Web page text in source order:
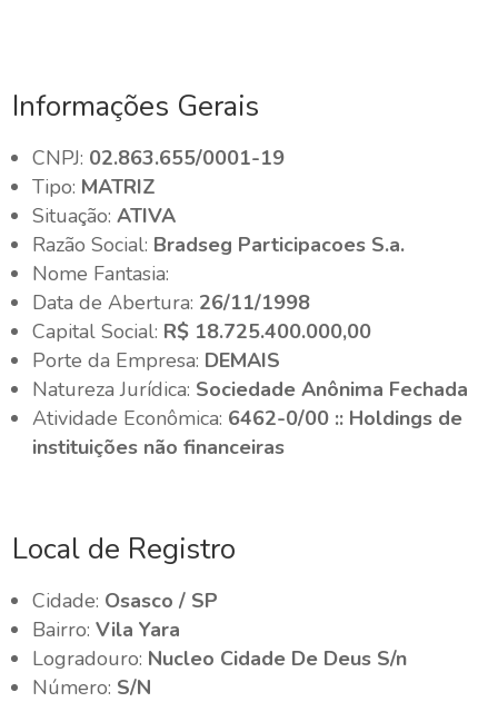
Informações Gerais
CNPJ: 02.863.655/0001-19
Tipo: MATRIZ
Situação:ATIVA
Razão Social: Bradseg Participacoes S.a.
Nome Fantasia:
Data de Abertura: 26/11/1998
Capital Social: R$ 18.725.400.000,00
Porte da Empresa: DEMAIS
Natureza Jurídica: Sociedade Anônima Fechada
Atividade Econômica: 6462-0/00 :: Holdings de
instituições não financeiras
Local de Registro
Cidade: Osasco / SP
Bairro:Vila Yara
Logradouro: Nucleo Cidade De Deus S/n
Número: S/N